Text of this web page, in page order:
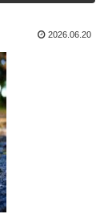
2026.06.20